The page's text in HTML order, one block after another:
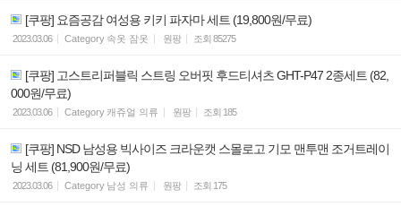
[쿠팡] 요즘공감 여성용 키키 파자마 세트 (19,800원/무료)
2023.03.06 Category 속옷 잠옷 원팡 조회 85275
[쿠팡] 고스트리퍼블릭 스트링 오버핏 후드티셔츠 GHT-P47 2종세트 (82,
000원/무료)
2023.03.06 Category 캐쥬얼 의류 원팡 조회 185
[쿠팡] NSD 남성용 빅사이즈 크라운캣 스몰로고 기모 맨투맨 조거트레이
닝 세트 (81,900원/무료)
2023.03.06 Category 남성 의류 원팡 조회 175